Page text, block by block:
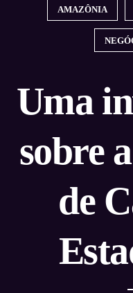
AMAZÔNIA
Uma
sobre
de